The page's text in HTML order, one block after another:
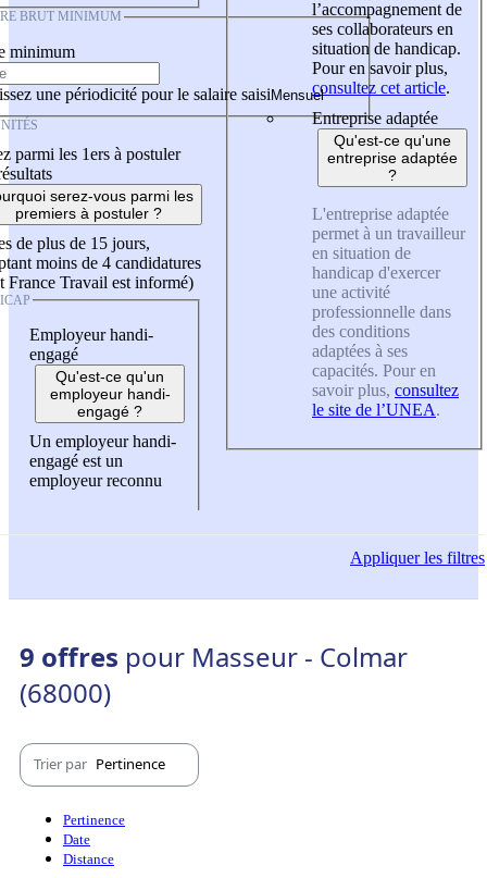
BRUT MINIMUM
minimum
une périodicité pour le salaire saisi
parmi les 1ers à postuler
serez-vous parmi les
premiers à postuler ?
de plus de 15 jours,
moins de 4 candidatures
France Travail est informé)
Employeur handi-
engagé
Qu'est-ce qu'un
employeur handi-
engagé ?
Un employeur handi-
engagé est un
employeur reconnu
l’accompagnement de
ses collaborateurs en
situation de handicap.
Pour en savoir plus,
consultez cet article.
Entreprise adaptée
Qu'est-ce qu'une
entreprise adaptée
?
L'entreprise adaptée
permet à un travailleur
en situation de
handicap d'exercer
une activité
professionnelle dans
des conditions
adaptées à ses
capacités. Pour en
savoir plus, consultez
le site de l’UNEA.
Appliquerles filtres
9 offres pour Masseur - Colmar
(68000)
Trier par Pertinence
Pertinence
Date
Distance